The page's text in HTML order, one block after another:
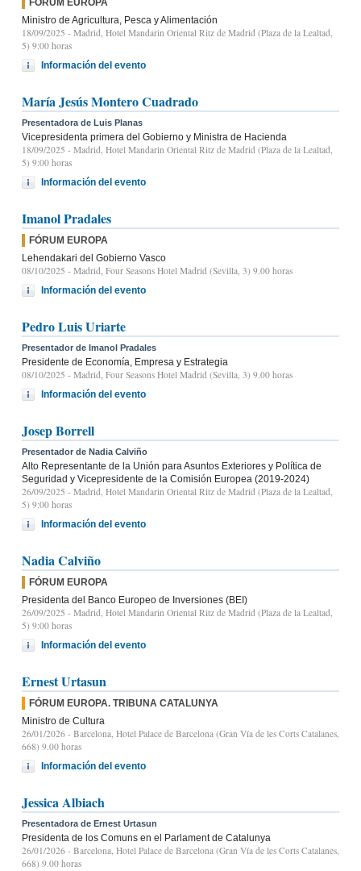
FÓRUM EUROPA
Ministro de Agricultura, Pesca y Alimentación
18/09/2025 - Madrid, Hotel Mandarin Oriental Ritz de Madrid (Plaza de la Lealtad,
5) 9:00 horas
Información del evento
María Jesús Montero Cuadrado
Presentadora de Luis Planas
Vicepresidenta primera del Gobierno y Ministra de Hacienda
18/09/2025 - Madrid, Hotel Mandarin Oriental Ritz de Madrid (Plaza de la Lealtad,
5) 9:00 horas
Información del evento
Imanol Pradales
FÓRUM EUROPA
Lehendakari del Gobierno Vasco
08/10/2025 - Madrid, Four Seasons Hotel Madrid (Sevilla, 3) 9.00 horas
Información del evento
Pedro Luis Uriarte
Presentador de Imanol Pradales
Presidente de Economía, Empresa y Estrategia
08/10/2025 - Madrid, Four Seasons Hotel Madrid (Sevilla, 3) 9.00 horas
Información del evento
Josep Borrell
Presentador de Nadia Calviño
Alto Representante de la Unión para Asuntos Exteriores y Política de
Seguridad y Vicepresidente de la Comisión Europea (2019-2024)
26/09/2025 - Madrid, Hotel Mandarin Oriental Ritz de Madrid (Plaza de la Lealtad,
5) 9:00 horas
Información del evento
Nadia Calviño
FÓRUM EUROPA
Presidenta del Banco Europeo de Inversiones (BEI)
26/09/2025 - Madrid, Hotel Mandarin Oriental Ritz de Madrid (Plaza de la Lealtad,
5) 9:00 horas
Información del evento
Ernest Urtasun
FÓRUM EUROPA. TRIBUNA CATALUNYA
Ministro de Cultura
26/01/2026 - Barcelona, Hotel Palace de Barcelona (Gran Vía de les Corts Catalanes,
668) 9.00 horas
Información del evento
Jessica Albiach
Presentadora de Ernest Urtasun
Presidenta de los Comuns en el Parlament de Catalunya
26/01/2026 - Barcelona, Hotel Palace de Barcelona (Gran Vía de les Corts Catalanes,
668) 9.00 horas